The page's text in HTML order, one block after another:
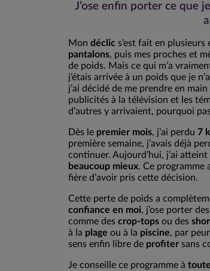
J’ose enfin porter ce que
Mon déclic s’est fait en plusieurs
pantalons, puis mes proches et
de poids. Mais ce qui m’a
j’étais arrivée à un poids que je
j’ai décidé de me prendre en main
publicités à la télévision et les
d’autres y arrivaient, pourquoi
Dès le premier mois, j’ai perdu 7
première semaine, j’avais déjà
continuer. Aujourd’hui, j’ai atteint
beaucoup mieux. Ce programme
fière d’avoir pris cette décision.
Cette perte de poids a
confiance en moi, j’ose porter
comme des crop-tops ou des
à la plage ou à la piscine, par
sens enfin libre de profiter sans
Je conseille ce programme à